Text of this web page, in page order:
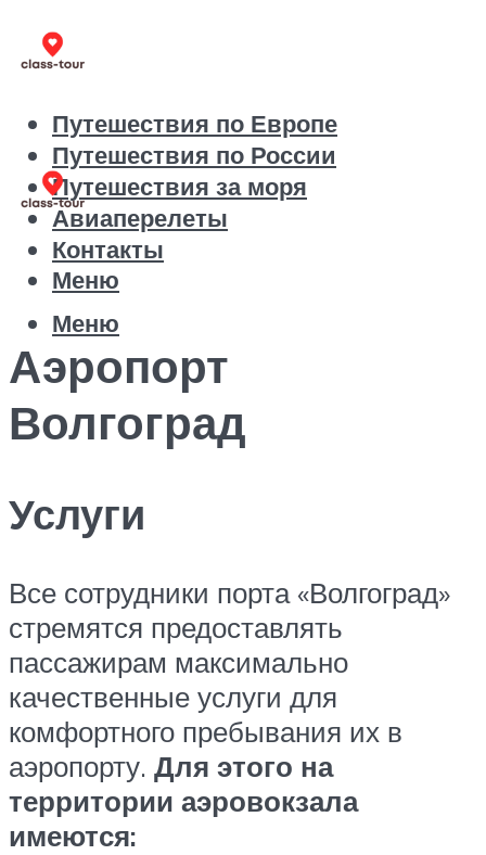
Путешествия по Европе
Путешествия по России
Путешествия за моря
Авиаперелеты
Контакты
Меню
Меню
Аэропорт
Волгоград
Услуги
Все сотрудники порта «Волгоград»
стремятся предоставлять
пассажирам максимально
качественные услуги для
комфортного пребывания их в
аэропорту. Для этого на
территории аэровокзала
имеются: